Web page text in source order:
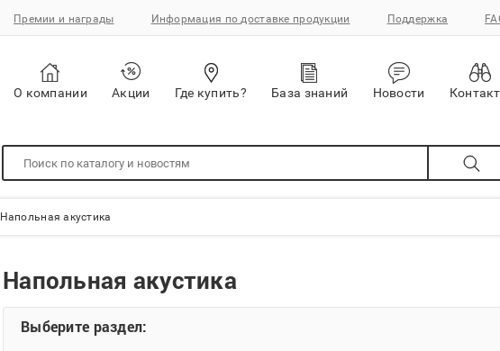
Премии и награды Информация по доставке продукции Поддержка
О компании Акции Где купить? База знаний Новости
Напольная акустика
Напольная акустика
Выберите раздел: